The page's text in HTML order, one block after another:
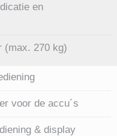
en
(max. 270 kg)
voor de accu´s
& display